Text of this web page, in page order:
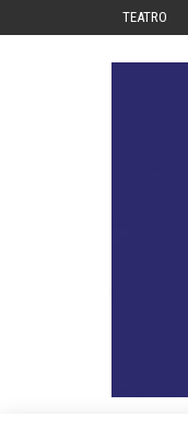
TEATRO